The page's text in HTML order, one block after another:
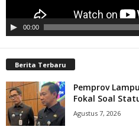
00:00
Berita Terbaru
Pemprov
Fokal Soal
Agustus 7, 2026